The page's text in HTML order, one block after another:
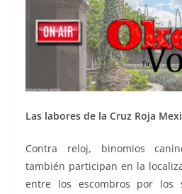
Las labores de la Cruz Roja
Contra reloj, binomios
también participan en la
entre los escombros por los